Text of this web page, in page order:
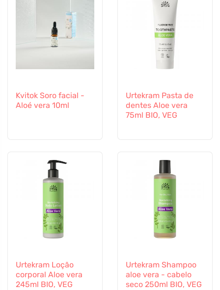
Kvitok Soro facial -
Aloé vera 10ml
Urtekram Pasta de
dentes Aloe vera
75ml BIO, VEG
Urtekram Loção
corporal Aloe vera
245ml BIO, VEG
Urtekram Shampoo
aloe vera - cabelo
seco 250ml BIO, VEG